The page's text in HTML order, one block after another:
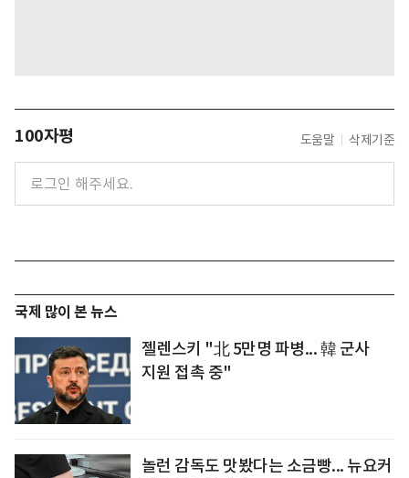
100자평 도움말 삭제기준
국제 많이 본 뉴스
젤렌스키 "北 5만명 파병... 韓 군사
지원 접촉 중"
놀런 감독도 맛봤다는 소금빵... 뉴요커